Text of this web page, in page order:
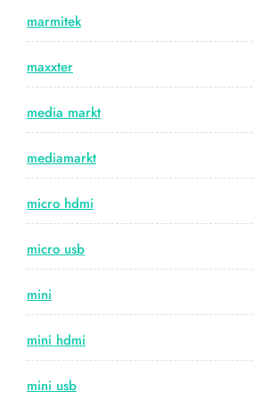
marmitek
maxxter
media markt
mediamarkt
micro hdmi
micro usb
mini
mini hdmi
mini usb